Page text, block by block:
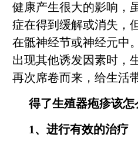
健康产生很大的影响，
症在得到缓解或消失，
在骶神经节或神经元中
出现其他诱发因素时，
再次席卷而来，给生活
得了生殖器疱疹该怎
1、进行有效的治疗